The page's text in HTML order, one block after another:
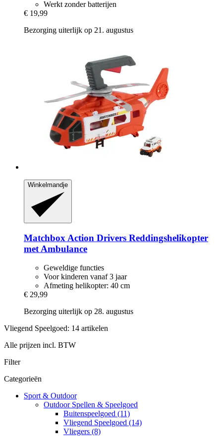
Werkt zonder batterijen
€ 19,99
Bezorging uiterlijk op 21. augustus
Winkelmandje
Matchbox Action Drivers Reddingshelikopter
met Ambulance
Geweldige functies
Voor kinderen vanaf 3 jaar
Afmeting helikopter: 40 cm
€ 29,99
Bezorging uiterlijk op 28. augustus
Vliegend Speelgoed: 14 artikelen
Alle prijzen incl. BTW
Filter
Categorieën
Sport & Outdoor
Outdoor Spellen & Speelgoed
Buitenspeelgoed (11)
Vliegend Speelgoed (14)
Vliegers (8)